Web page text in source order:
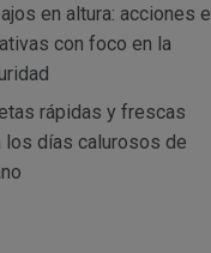
en altura: acciones e
con foco en la
rápidas y frescas
los días calurosos de